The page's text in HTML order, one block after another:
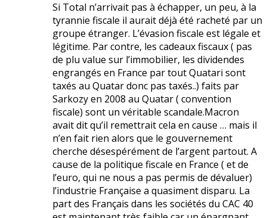
Si Total n’arrivait pas à échapper, un peu, à la
tyrannie fiscale il aurait déjà été racheté par un
groupe étranger. L’évasion fiscale est légale et
légitime. Par contre, les cadeaux fiscaux ( pas
de plu value sur l’immobilier, les dividendes
engrangés en France par tout Quatari sont
taxés au Quatar donc pas taxés..) faits par
Sarkozy en 2008 au Quatar ( convention
fiscale) sont un véritable scandale.Macron
avait dit qu’il remettrait cela en cause … mais il
n’en fait rien alors que le gouvernement
cherche désespérément de l’argent partout. A
cause de la politique fiscale en France ( et de
l’euro, qui ne nous a pas permis de dévaluer)
l’industrie Française a quasiment disparu. La
part des Français dans les sociétés du CAC 40